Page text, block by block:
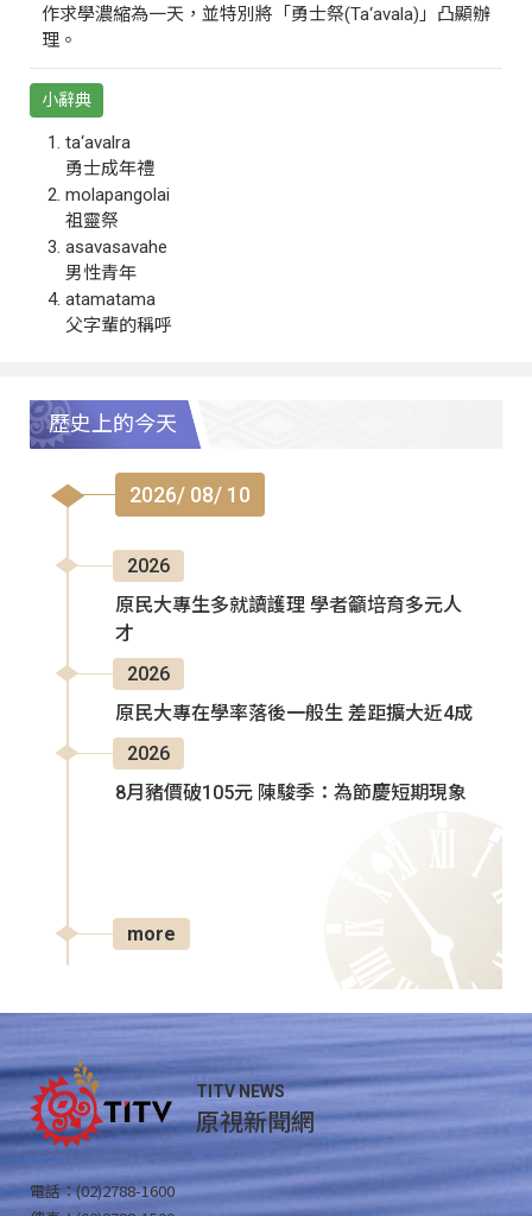
作求學濃縮為一天，並特別將「勇士祭(Ta‘avala)」凸顯辦
理。
小辭典
ta‘avalra
勇士成年禮
molapangolai
祖靈祭
asavasavahe
男性青年
atamatama
父字輩的稱呼
歷史上的今天
2026/ 08/ 10
2026
原民大專生多就讀護理 學者籲培育多元人
才
2026
原民大專在學率落後一般生 差距擴大近4成
2026
8月豬價破105元 陳駿季：為節慶短期現象
more
TITV NEWS
原視新聞網
電話：(02)2788-1600